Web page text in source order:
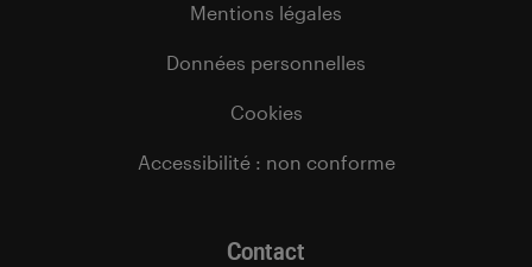
Mentions légales
Données personnelles
Cookies
Accessibilité : non conforme
Contact